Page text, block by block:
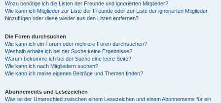
Wozu benötige ich die Listen der Freunde und ignorierten Mitglieder?
Wie kann ich Mitglieder zur Liste der Freunde oder zur Liste der ignorierten Mitglieder
hinzufügen oder diese wieder aus den Listen entfernen?
Die Foren durchsuchen
Wie kann ich ein Forum oder mehrere Foren durchsuchen?
Weshalb erhalte ich bei der Suche keine Ergebnisse?
Warum bekomme ich bei der Suche eine leere Seite?
Wie kann ich nach Mitgliedern suchen?
Wie kann ich meine eigenen Beiträge und Themen finden?
Abonnements und Lesezeichen
Was ist der Unterschied zwischen einem Lesezeichen und einem Abonnements für ein